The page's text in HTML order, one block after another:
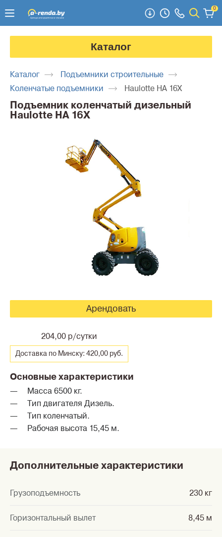
0
Каталог
Каталог
Подъемники строительные
Коленчатые подъемники
Haulotte HA 16X
Подъемник коленчатый дизельный
Haulotte HA 16X
Арендовать
204,00 р/сутки
Доставка по Минску: 420,00 руб.
Основные характеристики
Масса 6500 кг.
Тип двигателя Дизель.
Тип коленчатый.
Рабочая высота 15,45 м.
Дополнительные характеристики
Грузоподъемность 230 кг
Горизонтальный вылет 8,45 м